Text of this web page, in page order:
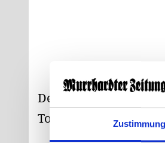
Zustimmung
Der 24-Jährige verlor
Toyota kam vom Weg